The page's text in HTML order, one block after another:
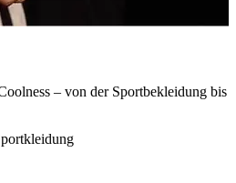
– von der Sportbekleidung bis